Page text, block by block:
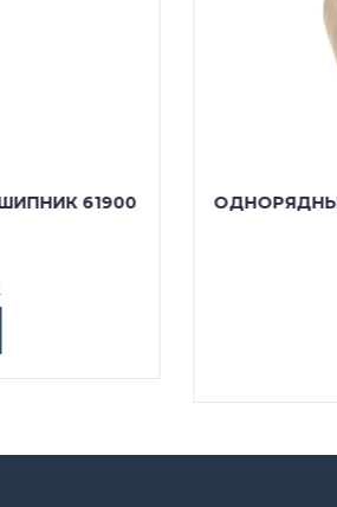
ОДНОРЯДНЫЙ ШАРИКОВЫЙ
Быстрая